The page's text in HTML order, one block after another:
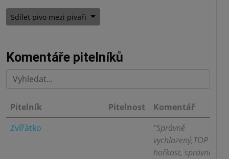
Sdílet pivo mezi pivaři
Komentáře pitelníků
Pitelník Pitelnost
Komentář
Zvířátko
"Správně
vychlazený,TOP
hořkost, správná